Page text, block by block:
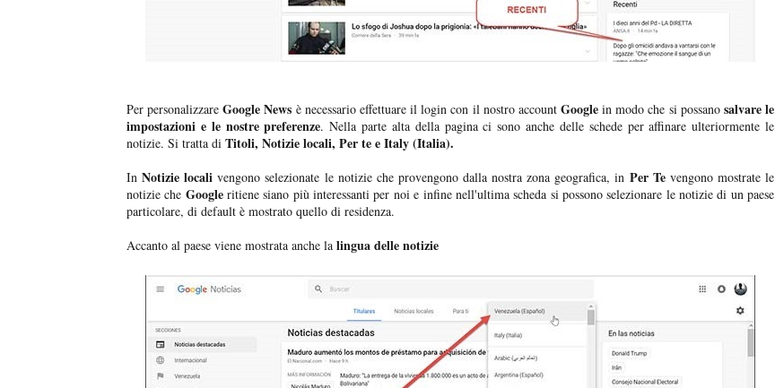
Per personalizzareGoogle News è necessario effettuare il login con il nostro account Googlein modo che si possano salvare le
impostazioni e le nostre preferenze. Nella parte alta della pagina ci sono anche delle schede per affinare ulteriormente le
notizie. Si tratta di Titoli, Notizie locali, Per te e Italy (Italia).
InNotizie locali vengono selezionate le notizie che provengono dalla nostra zona geografica, in Per Tevengono mostrate le
notizie che Googleritiene siano più interessanti per noi e infine nell'ultima scheda si possono selezionare le notizie di un paese
particolare, di default è mostrato quello di residenza.
Accanto al paese viene mostrata anche la lingua delle notizie